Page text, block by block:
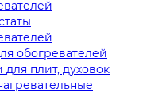
обогревателей
для плит, духовок